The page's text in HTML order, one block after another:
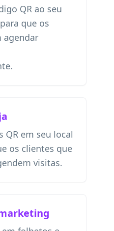
QR ao seu
que os
agendar
QR em seu local
os clientes que
visitas.